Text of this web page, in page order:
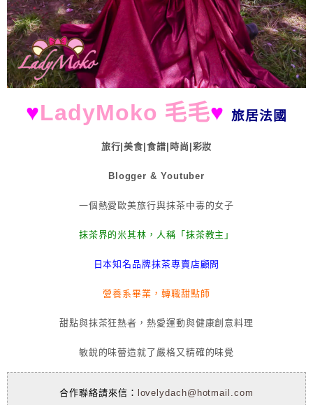
♥LadyMoko 毛毛♥ 旅居法國
旅行|美食|食譜|時尚|彩妝
Blogger & Youtuber
一個熱愛歐美旅行與抹茶中毒的女子
抹茶界的米其林，人稱「抹茶教主」
日本知名品牌抹茶專賣店顧問
營養系畢業，轉職甜點師
甜點與抹茶狂熱者，熱愛運動與健康創意料理
敏銳的味蕾造就了嚴格又精確的味覺
合作聯絡請來信： lovelydach@hotmail.com